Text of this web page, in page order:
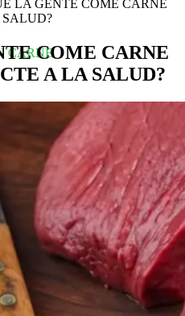
CARNE
LA GENTE COME CARNE
SALUD?
COME CARNE
A LA SALUD?